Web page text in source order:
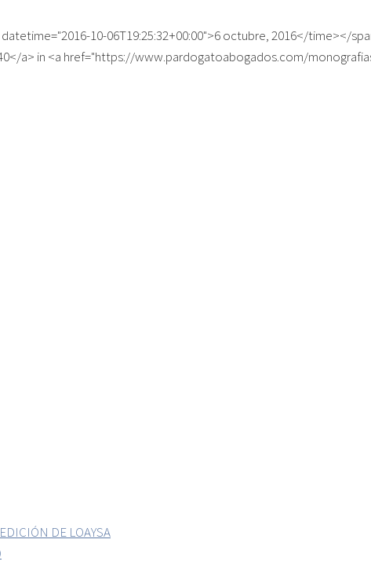
10-06T19:25:32+00:00">6 octubre, 2016</
a> in <a href="https://www.pardogatoabogados.com/
DE LOAYSA